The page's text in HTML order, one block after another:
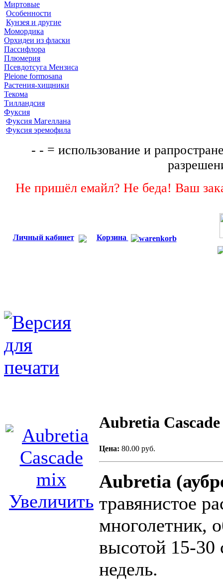
Миртовые
Особенности
Кунзея и другие
Момордика
Орхидеи из фласки
Пассифлора
Плюмерия
Псевдотсуга Мензиса
Pleione formosana
Растения-хищники
Текома
Тилландсия
Фуксия
Фуксия Магеллана
Фуксия эремофила
- - = использование и
Не пришёл емайл? Не беда! Ваш
Личный кабинет Корзина
Увеличить
Aubretia
Цена: 80.00 руб.
Aubretia
травянистое
многолетник,
высотой 15-30
недель.